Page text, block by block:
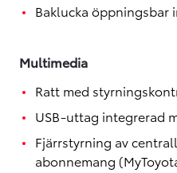
Baklucka öppningsbar
Multimedia
Ratt med
USB-uttag integrerad
Fjärrstyrning av
abonnemang